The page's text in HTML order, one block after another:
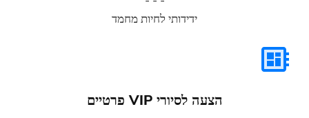
ידידותי לחיות מחמד
הצעה לסיורי VIP פרטיים